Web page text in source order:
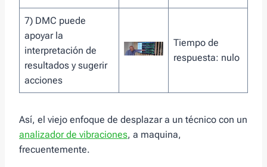
7) DMC puede
apoyar la
interpretación de
resultados y sugerir
acciones
Tiempo de
respuesta: nulo
Así, el viejo enfoque de desplazar a un técnico con un
analizador de vibraciones, a maquina,
frecuentemente.